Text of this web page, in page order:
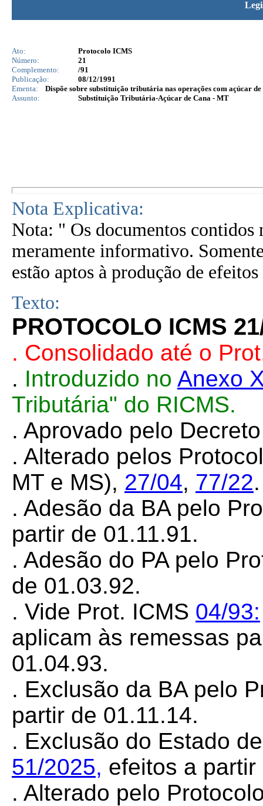
Ato:
Protocolo ICMS
Número:
21
Complemento:
/91
Publicação:
08/12/1991
Ementa:
Dispõe sobre substituição tributária nas operações com açúcar de
Assunto:
Substituição Tributária-Açúcar de Cana - MT
Nota Explicativa:
Nota: " Os documentos contidos
meramente informativo.
estão aptos à produção de
Texto:
PROTOCOLO ICMS
. Consolidado até o
. Introduzido no Anexo
Tributária" do RICMS.
. Aprovado pelo
. Alterado pelos
MT e MS), 27/04, 77/22.
. Adesão da BA pelo
partir de 01.11.91.
. Adesão do PA pelo
de 01.03.92.
. Vide Prot. ICMS 04/93:
aplicam às remessas
01.04.93.
. Exclusão da BA pelo
partir de 01.11.14.
. Exclusão do Estado
51/2025, efeitos a partir
. Alterado pelo